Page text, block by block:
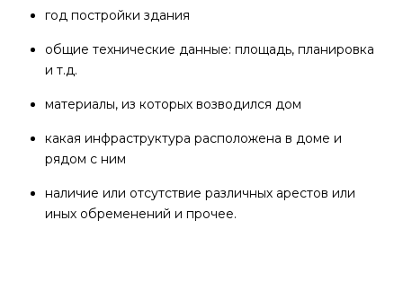
год постройки здания
общие технические данные: площадь, планировка
и т.д.
материалы, из которых возводился дом
какая инфраструктура расположена в доме и
рядом с ним
наличие или отсутствие различных арестов или
иных обременений и прочее.